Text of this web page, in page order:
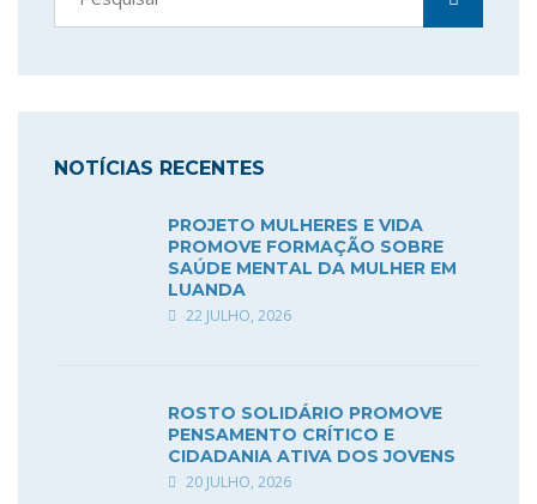
NOTÍCIAS RECENTES
PROJETO MULHERES E VIDA
PROMOVE FORMAÇÃO SOBRE
SAÚDE MENTAL DA MULHER EM
LUANDA
22 JULHO, 2026
ROSTO SOLIDÁRIO PROMOVE
PENSAMENTO CRÍTICO E
CIDADANIA ATIVA DOS JOVENS
20 JULHO, 2026